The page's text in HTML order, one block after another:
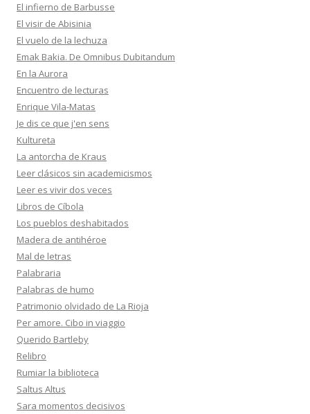
El infierno de Barbusse
El visir de Abisinia
El vuelo de la lechuza
Emak Bakia. De Omnibus Dubitandum
En la Aurora
Encuentro de lecturas
Enrique Vila-Matas
Je dis ce que j'en sens
Kultureta
La antorcha de Kraus
Leer clásicos sin academicismos
Leer es vivir dos veces
Libros de Cíbola
Los pueblos deshabitados
Madera de antihéroe
Mal de letras
Palabraria
Palabras de humo
Patrimonio olvidado de La Rioja
Per amore. Cibo in viaggio
Querido Bartleby
Relibro
Rumiar la biblioteca
Saltus Altus
Sara momentos decisivos